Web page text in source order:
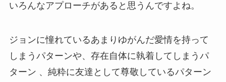
いろんなアプローチがあると思うんですよね。
ジョンに憧れているあまりゆがんだ愛情を持って
しまうパターンや、存在自体に執着してしまうパ
ターン 、純粋に友達として尊敬しているパターン